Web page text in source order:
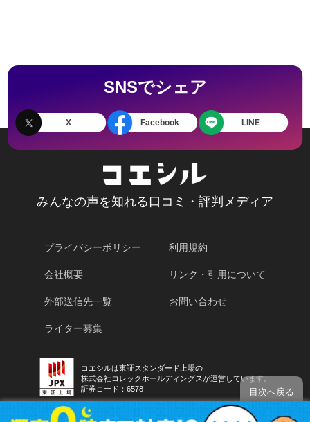
SNSでシェア
X Facebook LINE
みんなの声を知れる口コミ・評判メディア
プライバシーポリシー 利用規約
会社概要 リンク・引用について
外部送信先一覧 お問い合わせ
ライター募集
コエシルは東証スタンダード上場の
株式会社コレックホールディングスが運営しています。
証券コード：6578
目次へ戻る